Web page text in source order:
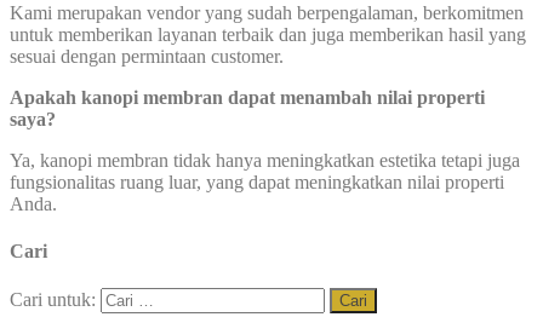
Kami merupakan vendor yang sudah berpengalaman, berkomitmen
untuk memberikan layanan terbaik dan juga memberikan hasil yang
sesuai dengan permintaan customer.
Apakah kanopi membran dapat menambah nilai properti
saya?
Ya, kanopi membran tidak hanya meningkatkan estetika tetapi juga
fungsionalitas ruang luar, yang dapat meningkatkan nilai properti
Anda.
Cari
Cari untuk: